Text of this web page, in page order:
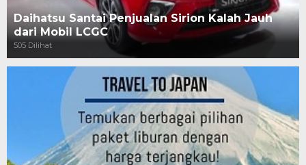
Daihatsu Santai Penjualan Sirion Kalah Jauh
dari Mobil LCGC
505 Dilihat